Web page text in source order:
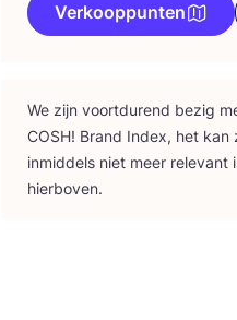
Verkooppunten
We zijn voort­du­rend bezig
COSH! Brand Index, het
inmid­dels niet meer rele­vant
hierboven.